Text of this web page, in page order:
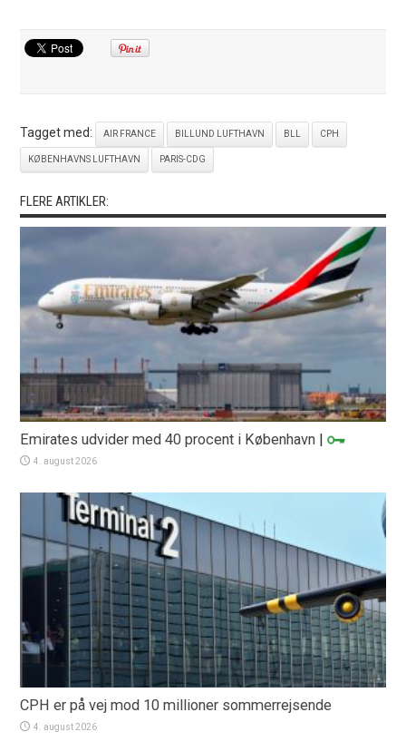
Tagget med: AIR FRANCE BILLUND LUFTHAVN BLL CPH
KØBENHAVNS LUFTHAVN PARIS-CDG
FLERE ARTIKLER:
Emirates udvider med 40 procent i København |
4. august 2026
CPH er på vej mod 10 millioner sommerrejsende
4. august 2026